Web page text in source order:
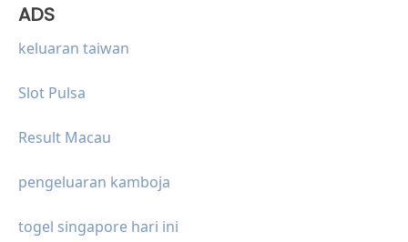
ADS
keluaran taiwan
Slot Pulsa
Result Macau
pengeluaran kamboja
togel singapore hari ini